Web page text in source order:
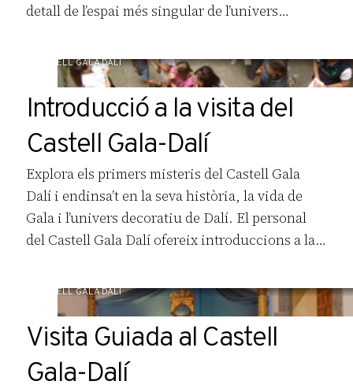
detall de l’espai més singular de l’univers
Visita Guiada amb les teves entrades al Teatre-
Museu Dalí.
CASTELL GALA DALÍ
Introducció a la visita del
Castell Gala-Dalí
Explora els primers misteris del Castell Gala
Dalí i endinsa’t en la seva història, la vida de
Gala i l’univers decoratiu de Dalí. El personal
del Castell Gala Dalí ofereix introduccions a la
un petit recorregut per la història de l’edifici, la
vida de […]
CASTELL GALA DALÍ
Visita Guiada al Castell
Gala-Dalí